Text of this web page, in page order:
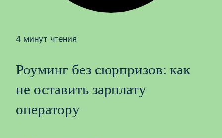
4 минут чтения
Роуминг без сюрпризов: как
не оставить зарплату
оператору